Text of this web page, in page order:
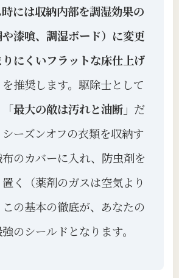
時には収納内部を調湿効果の
漆喰、調湿ボード）に変更
にくいフラットな床仕上げ
を推奨します。駆除士として
「最大の敵は汚れと油断」 だ
ーズンオフの衣類を収納す
のカバーに入れ、防虫剤を
置く（薬剤のガスは空気より
の基本の徹底が、あなたの
のシールドとなります。